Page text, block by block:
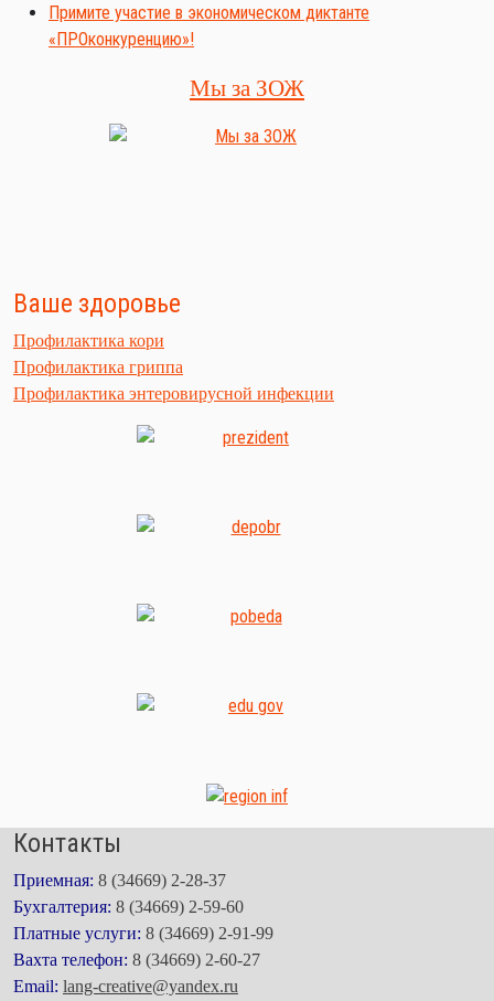
Примите участие в экономическом диктанте
«ПРОконкуренцию»!
Мы за ЗОЖ
Ваше здоровье
Профилактика кори
Профилактика гриппа
Профилактика энтеровирусной инфекции
Контакты
Приемная: 8 (34669) 2-28-37
Бухгалтерия: 8 (34669) 2-59-60
Платные услуги: 8 (34669) 2-91-99
Вахта телефон: 8 (34669) 2-60-27
Email: lang-creative@yandex.ru